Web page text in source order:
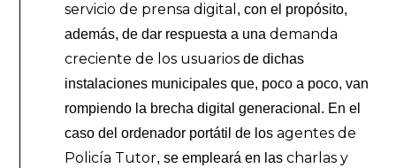
servicio de prensa digital , con el propósito,
además, de dar respuesta a unademanda
creciente de los usuarios de dichas
instalaciones municipales que, poco a poco, van
rompiendo la brecha digital generacional. En el
caso del ordenador portátil de los agentes de
Policía Tutor, se empleará en lascharlas y